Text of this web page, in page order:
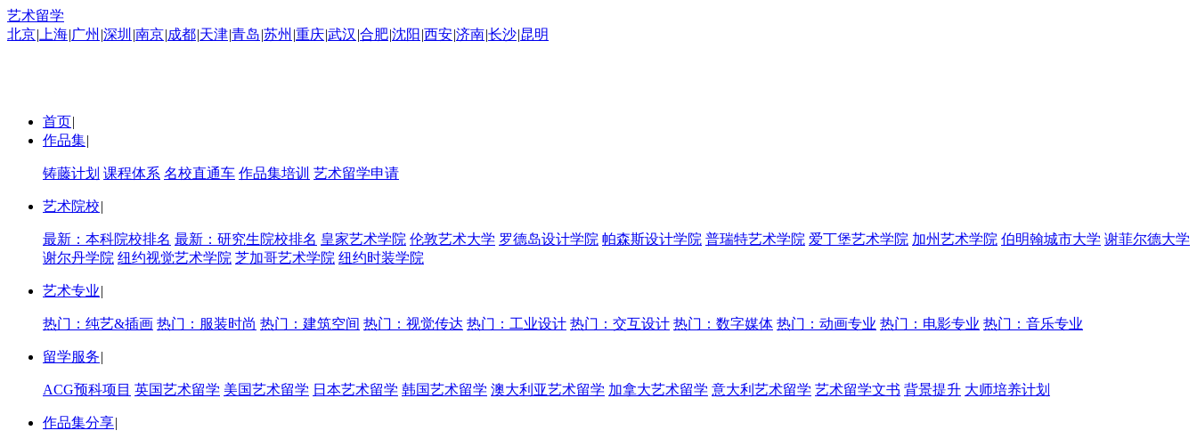
艺术留学
北京| 上海|广州 |深圳 |南京|成都|天津|青岛|苏州 |重庆|武汉 |合肥|沈阳 |西安|济南|长沙|昆明
首页|
作品集|
铸藤计划 课程体系 名校直通车 作品集培训 艺术留学申请
艺术院校|
最新：本科院校排名 最新：研究生院校排名 皇家艺术学院 伦敦艺术大学 罗德岛设计学院 帕森斯设计学院 普瑞特艺术学院 爱丁堡艺术学院 加州艺术学院 伯明翰城市大学 谢菲尔德大学
谢尔丹学院 纽约视觉艺术学院 芝加哥艺术学院 纽约时装学院
艺术专业|
热门：纯艺&插画 热门：服装时尚 热门：建筑空间 热门：视觉传达 热门：工业设计 热门：交互设计 热门：数字媒体 热门：动画专业 热门：电影专业 热门：音乐专业
留学服务|
ACG预科项目 英国艺术留学 美国艺术留学 日本艺术留学 韩国艺术留学 澳大利亚艺术留学 加拿大艺术留学 意大利艺术留学 艺术留学文书 背景提升 大师培养计划
作品集分享|